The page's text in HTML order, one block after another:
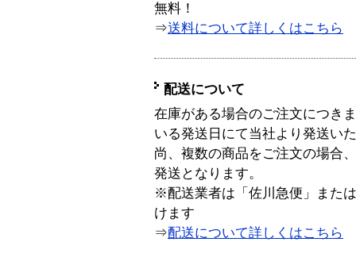
無料！
⇒送料について詳しくはこちら
配送について
在庫がある場合のご注文につき
いる発送日にて当社より発送い
尚、複数の商品をご注文の場合
発送となります。
※配送業者は「佐川急便」また
けます
⇒配送について詳しくはこちら